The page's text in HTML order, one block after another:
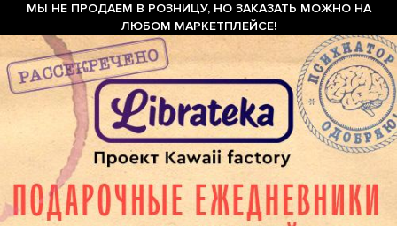
МЫ НЕ ПРОДАЕМ В РОЗНИЦУ, НО ЗАКАЗАТЬ МОЖНО НА
ЛЮБОМ МАРКЕТПЛЕЙСЕ!